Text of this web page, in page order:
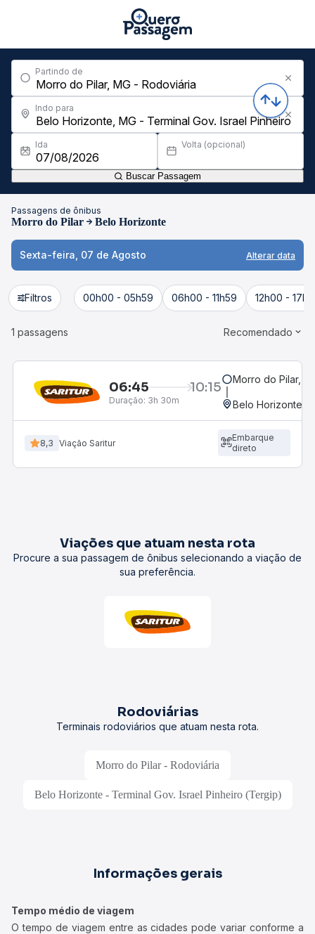
Partindo de
Indo para
Ida Volta (opcional)
Buscar Passagem
Passagens de ônibus
Morro do Pilar Belo Horizonte
Sexta-feira, 07 de Agosto Alterar data
Filtros 00h00 - 05h59 06h00 - 11h59 12h00 -
1 passagens Recomendado
06:45 10:15
Duração: 3h 30m
Morro do Pilar,
Belo Horizonte,
8,3 Viação Saritur
Embarque
direto
Viações que atuam nesta rota
Procure a sua passagem de ônibus selecionando a viação de
sua preferência.
Rodoviárias
Terminais rodoviários que atuam nesta rota.
Morro do Pilar - Rodoviária
Belo Horizonte - Terminal Gov. Israel Pinheiro (Tergip)
Informações gerais
Tempo médio de viagem
O tempo de viagem entre as cidades pode variar conforme a